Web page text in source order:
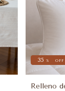
35 % OFF
Relleno